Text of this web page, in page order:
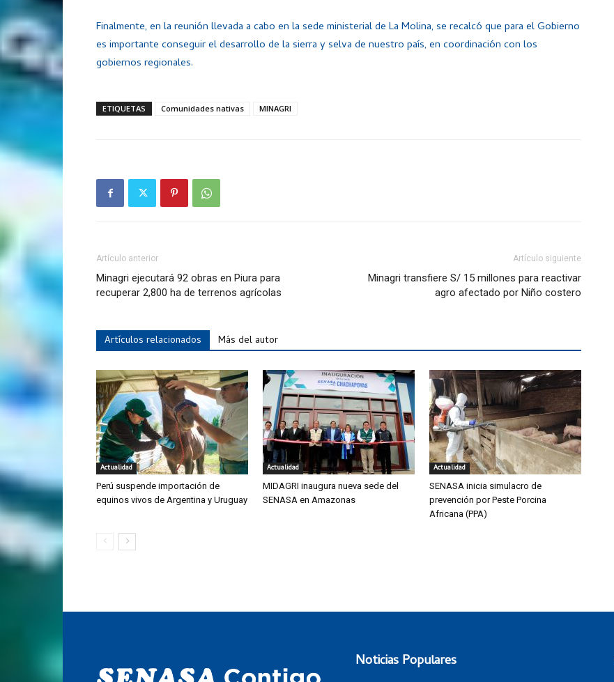
Finalmente, en la reunión llevada a cabo en la sede ministerial de La Molina, se recalcó que para el Gobierno
es importante conseguir el desarrollo de la sierra y selva de nuestro país, en coordinación con los
gobiernos regionales.
ETIQUETAS Comunidades nativas MINAGRI
Artículo anterior
Minagri ejecutará 92 obras en Piura para
recuperar 2,800 ha de terrenos agrícolas
Artículo siguiente
Minagri transfiere S/ 15 millones para reactivar
agro afectado por Niño costero
Artículos relacionados Más del autor
Actualidad
Perú suspende importación de
equinos vivos de Argentina y Uruguay
Actualidad
MIDAGRI inaugura nueva sede del
SENASA en Amazonas
Actualidad
SENASA inicia simulacro de
prevención por Peste Porcina
Africana (PPA)
Noticias Populares